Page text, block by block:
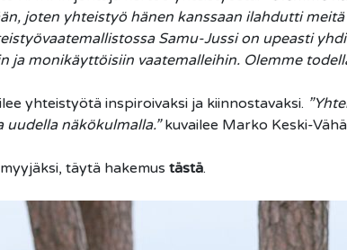
joten yhteistyö hänen kanssaan ilahdutti
Samu-Jussi on upeasti
ja monikäyttöisiin vaatemalleihin. Olemme
yhteistyötä inspiroivaksi ja kiinnostavaksi.
näkökulmalla.”kuvailee Marko Keski-
täytä hakemus tästä.